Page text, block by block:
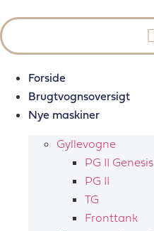
til
indhold
Forside
Brugtvognsoversigt
Nye maskiner
Gyllevogne
PG II Genesis
PG II
TG
Fronttank